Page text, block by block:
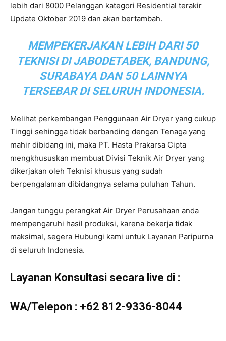
lebih dari 8000 Pelanggan kategori Residential terakir
Update Oktober 2019 dan akan bertambah.
MEMPEKERJAKAN LEBIH DARI 50
TEKNISI DI JABODETABEK, BANDUNG,
SURABAYA DAN 50 LAINNYA
TERSEBAR DI SELURUH INDONESIA.
Melihat perkembangan Penggunaan Air Dryer yang cukup
Tinggi sehingga tidak berbanding dengan Tenaga yang
mahir dibidang ini, maka PT. Hasta Prakarsa Cipta
mengkhususkan membuat Divisi Teknik Air Dryer yang
dikerjakan oleh Teknisi khusus yang sudah
berpengalaman dibidangnya selama puluhan Tahun.
Jangan tunggu perangkat Air Dryer Perusahaan anda
mempengaruhi hasil produksi, karena bekerja tidak
maksimal, segera Hubungi kami untuk Layanan Paripurna
di seluruh Indonesia.
Layanan Konsultasi secara live di :
WA/Telepon : +62 812-9336-8044